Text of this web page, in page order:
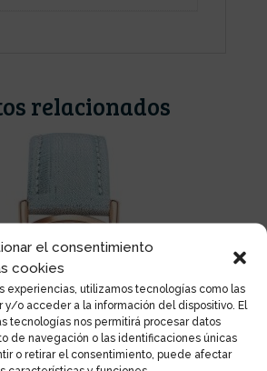
el consentimiento
cookies
experiencias, utilizamos tecnologías como las
y/o acceder a la información del dispositivo. El
tecnologías nos permitirá procesar datos
de navegación o las identificaciones únicas
o retirar el consentimiento, puede afectar
relacionados